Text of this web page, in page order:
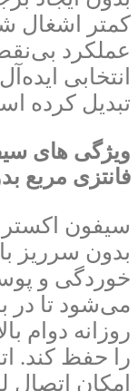
کمتر اشغال
عملکرد
انتخابی
تبدیل کرده
ویژگی های
فانتزی مربع
سیفون
بدون سرریز
خوردگی و
می‌شود تا در
روزانه دوام
را حفظ کند.
امکان اتصال